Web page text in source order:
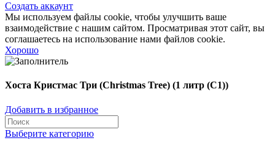
Создать аккаунт
Мы используем файлы cookie, чтобы улучшить ваше
взаимодействие с нашим сайтом. Просматривая этот сайт, вы
соглашаетесь на использование нами файлов cookie.
Хорошо
Хоста Кристмас Три (Christmas Tree) (1 литр (С1))
Добавить в избранное
Выберите категорию